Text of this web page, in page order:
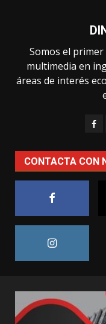
Somos el
multimedia en
áreas de interés
CONTACTA CON